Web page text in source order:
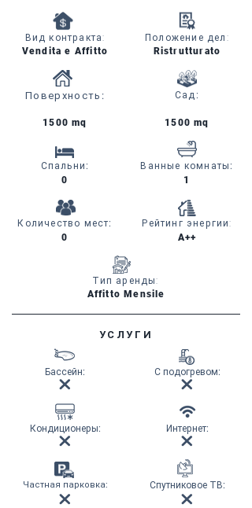
Вид контракта:
Vendita e Affitto
Положение дел:
Ristrutturato
Поверхность : Сад:
1500 mq
Спальни:
0
Количество мест:
0
1500 mq
Ванные комнаты:
1
Рейтинг энергии:
A++
Тип аренды:
Affitto Mensile
УСЛУГИ
Бассейн:
Кондиционеры:
Частная парковка:
С подогревом:
Интернет:
Спутниковое ТВ: